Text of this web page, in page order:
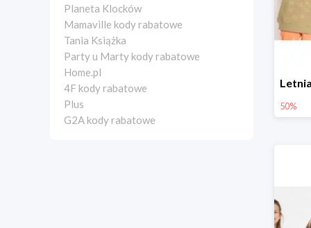
Planeta Klocków
Mamaville kody rabatowe
Tania Książka
Party u Marty kody rabatowe
Home.pl
4F kody rabatowe
Plus
G2A kody rabatowe
50%